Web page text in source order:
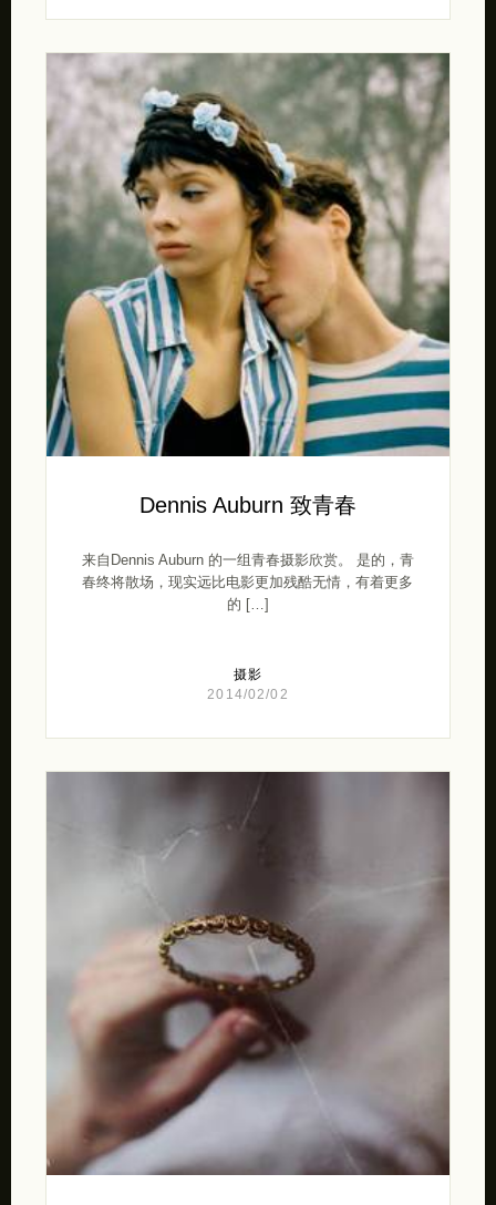
Dennis Auburn 致青春
来自Dennis Auburn 的一组青春摄影欣赏。 是的，青
春终将散场，现实远比电影更加残酷无情，有着更多
的 […]
摄影
2014/02/02